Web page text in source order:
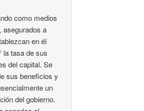
como medios
asegurados a
en él
la tasa de sus
del capital. Se
sus beneficios y
un
del gobierno.